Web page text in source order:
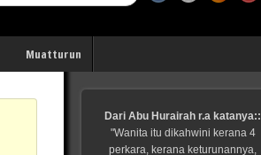
Muatturun
Dari Abu Hurairah r.a katanya::
"Wanita itu dikahwini kerana 4
perkara, kerana keturunannya,